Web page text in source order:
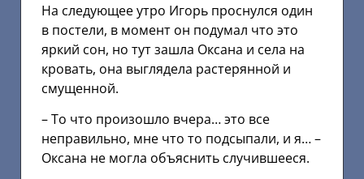
На следующее утро Игорь проснулся один
в постели, в момент он подумал что это
яркий сон, но тут зашла Оксана и села на
кровать, она выглядела растерянной и
смущенной.
– То что произошло вчера… это все
неправильно, мне что то подсыпали, и я… –
Оксана не могла объяснить случившееся.